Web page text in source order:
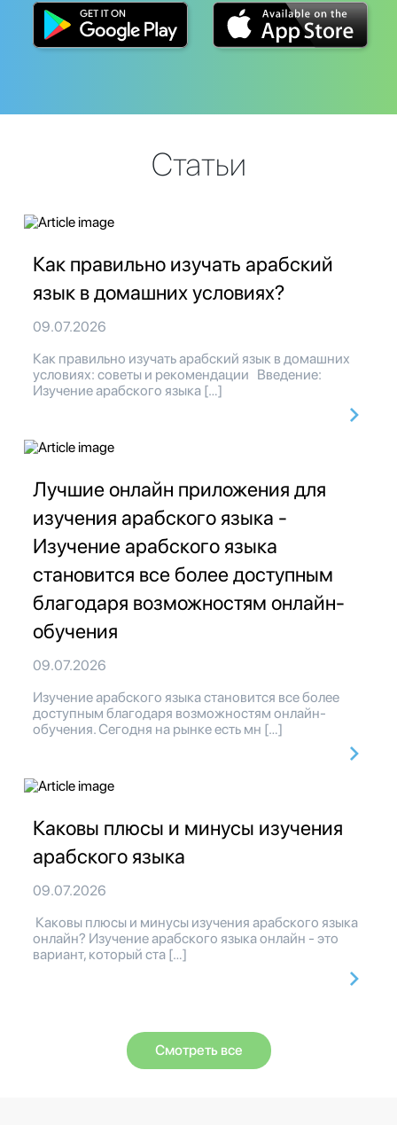
Статьи
Как правильно изучать арабский
язык в домашних условиях?
09.07.2026
Как правильно изучать арабский язык в домашних
условиях: советы и рекомендации Введение:
Изучение арабского языка […]
Лучшие онлайн приложения для
изучения арабского языка -
Изучение арабского языка
становится все более доступным
благодаря возможностям онлайн-
обучения
09.07.2026
Изучение арабского языка становится все более
доступным благодаря возможностям онлайн-
обучения. Сегодня на рынке есть мн […]
Каковы плюсы и минусы изучения
арабского языка
09.07.2026
Каковы плюсы и минусы изучения арабского языка
онлайн? Изучение арабского языка онлайн - это
вариант, который ста […]
Смотреть все